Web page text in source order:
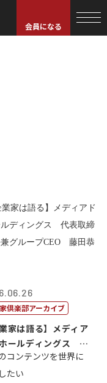
会員になる
倶楽部アーカイブ
業家は語る】メディア
ールディングス 代
役社長...
コンテンツを世界に
たい